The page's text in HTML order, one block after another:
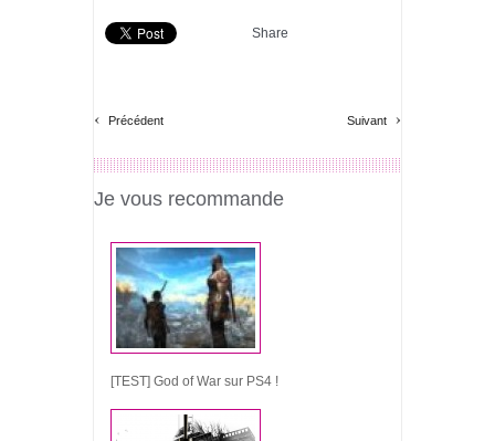
Share
‹ Précédent Suivant ›
Je vous recommande
[TEST] God of War sur PS4 !